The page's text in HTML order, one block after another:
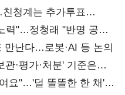
청계는 추가투표
력"…정청래 "반명 공세
만난다…로봇·AI 등 논의
·평가·처분' 기준은
요"…'덜 똘똘한 한 채'